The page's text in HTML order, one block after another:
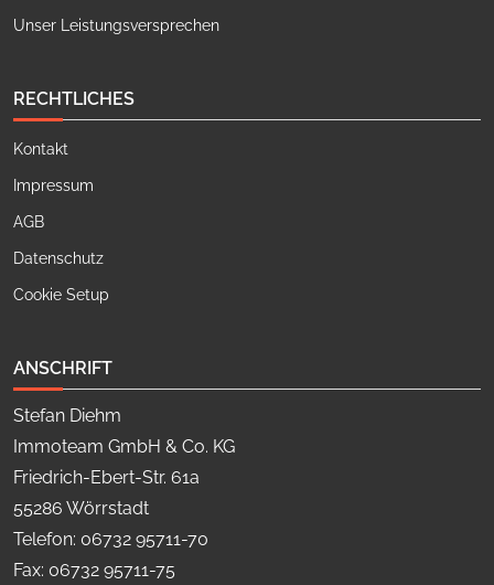
Unser Leistungsversprechen
RECHTLICHES
Kontakt
Impressum
AGB
Datenschutz
Cookie Setup
ANSCHRIFT
Stefan Diehm
Immoteam GmbH & Co. KG
Friedrich-Ebert-Str. 61a
55286 Wörrstadt
Telefon: 06732 95711-70
Fax: 06732 95711-75